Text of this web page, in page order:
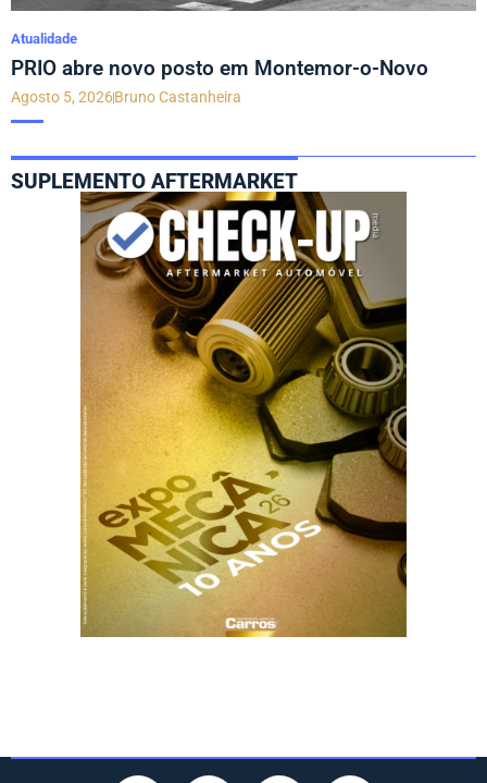
Atualidade
PRIO abre novo posto em Montemor-o-Novo
Agosto 5, 2026Bruno Castanheira
SUPLEMENTO AFTERMARKET